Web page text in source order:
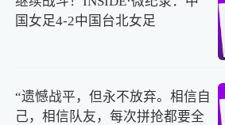
国女足4-2中国台北女足
“遗憾战平，但永不放弃。相信自
己，相信队友，每次拼抢都要全